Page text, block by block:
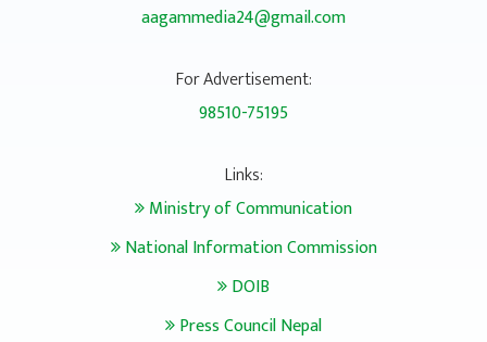
aagammedia24@gmail.com
For Advertisement:
98510-75195
Links:
Ministry of Communication
National Information Commission
DOIB
Press Council Nepal